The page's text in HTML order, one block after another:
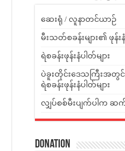
ဆေးရုံ / လူနာတင်ယာဉ်
မီးသတ်စခန်းများ၏ ဖုန်းနံ
ရဲစခန်းဖုန်းနံပါတ်များ
ပဲခူးတိုင်းဒေသကြီးအတွ
ရဲစခန်းဖုန်းနံပါတ်များ
လျှပ်စစ်မီးပျက်ပါက ဆ
Donation